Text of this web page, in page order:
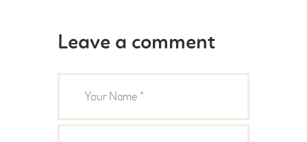
Leave a comment